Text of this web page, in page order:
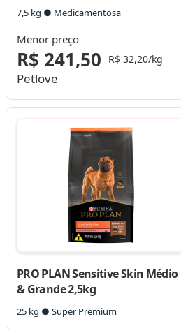
7,5 kg ● Medicamentosa
Menor preço
R$ 241,50 R$ 32,20/kg
Petlove
PRO PLAN Sensitive Skin Médio
& Grande 2,5kg
25 kg ● Super Premium